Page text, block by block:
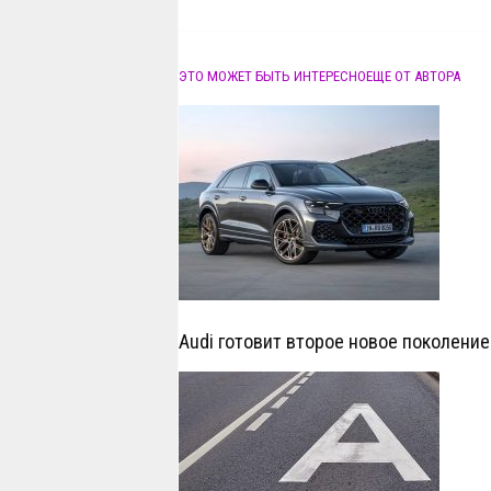
ЭТО МОЖЕТ БЫТЬ ИНТЕРЕСНОЕЩЕ ОТ АВТОРА
Audi готовит второе новое